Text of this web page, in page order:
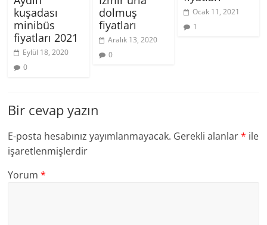
kuşadası
minibüs
fiyatları 2021
Eylül 18, 2020
0
dolmuş
fiyatları
Aralık 13, 2020
0
Ocak 11, 2021
1
Bir cevap yazın
E-posta hesabınız yayımlanmayacak. Gerekli alanlar* ile
işaretlenmişlerdir
Yorum*